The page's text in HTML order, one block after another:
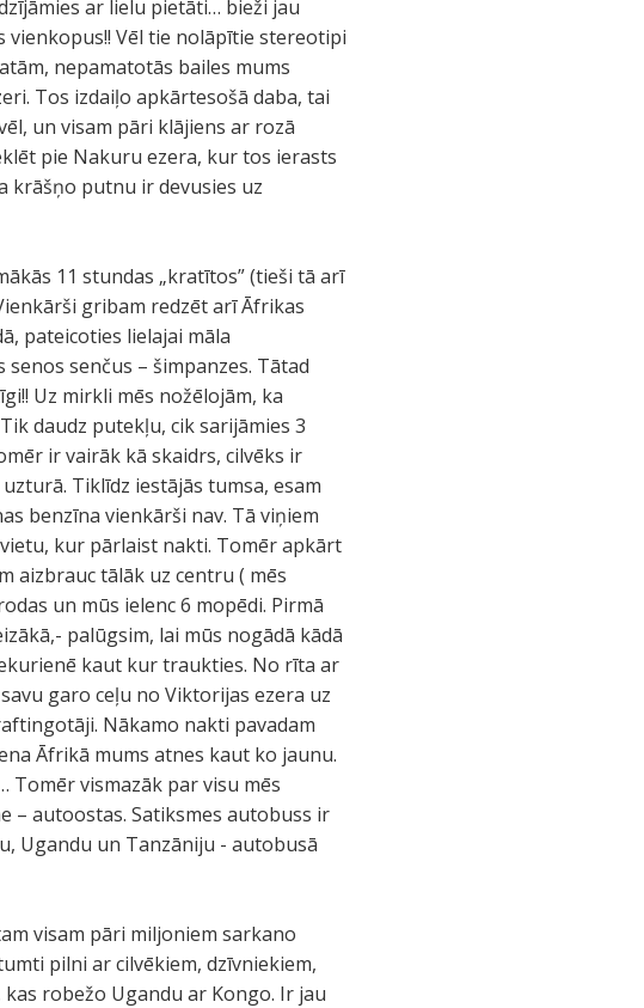
ar lielu pietāti… bieži jau
Vēl tie nolāpītie stereotipi
nepamatotās bailes mums
Tos izdaiļo apkārtesošā daba, tai
un visam pāri klājiens ar rozā
pie Nakuru ezera, kur tos ierasts
krāšņo putnu ir devusies uz
11 stundas „kratītos” (tieši tā arī
gribam redzēt arī Āfrikas
pateicoties lielajai māla
senčus – šimpanzes. Tātad
Uz mirkli mēs nožēlojām, ka
daudz putekļu, cik sarijāmies 3
ir vairāk kā skaidrs, cilvēks ir
Tiklīdz iestājās tumsa, esam
benzīna vienkārši nav. Tā viņiem
kur pārlaist nakti. Tomēr apkārt
aizbrauc tālāk uz centru ( mēs
un mūs ielenc 6 mopēdi. Pirmā
palūgsim, lai mūs nogādā kādā
kaut kur traukties. No rīta ar
garo ceļu no Viktorijas ezera uz
Nākamo nakti pavadam
Āfrikā mums atnes kaut ko jaunu.
Tomēr vismazāk par visu mēs
– autoostas. Satiksmes autobuss ir
Ugandu un Tanzāniju - autobusā
visam pāri miljoniem sarkano
pilni ar cilvēkiem, dzīvniekiem,
robežo Ugandu ar Kongo. Ir jau